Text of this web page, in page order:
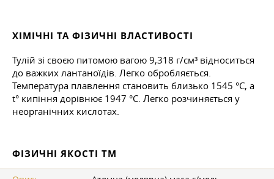
ХІМІЧНІ ТА ФІЗИЧНІ ВЛАСТИВОСТІ
Тулій зі своєю питомою вагою 9,318 г/см³ відноситься
до важких лантаноїдів. Легко обробляється.
Температура плавлення становить близько 1545 °C, а
t° кипіння дорівнює 1947 °C. Легко розчиняється у
неорганічних кислотах.
ФІЗИЧНІ ЯКОСТІ TM